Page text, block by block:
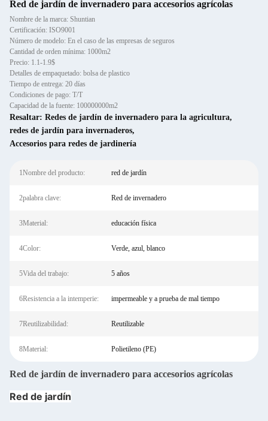
Red de jardín de invernadero para accesorios agrícolas
Nombre de la marca: Shuntian
Certificación: ISO9001
Número de modelo: En el caso de las empresas de seguros
Cantidad de orden mínima: 1000m2
Precio: 1.1-1.9$
Detalles de empaquetado: bolsa de plastico
Tiempo de entrega: 20 días
Condiciones de pago: T/T
Capacidad de la fuente: 100000000m2
Resaltar: Redes de jardín de invernadero para la agricultura,
redes de jardín para invernaderos,
Accesorios para redes de jardinería
1Nombre del producto: red de jardín
2palabra clave: Red de invernadero
3Material: educación física
4Color: Verde, azul, blanco
5Vida del trabajo: 5 años
6Resistencia a la intemperie: impermeable y a prueba de mal tiempo
7Reutilizabilidad: Reutilizable
8Material: Polietileno (PE)
Red de jardín de invernadero para accesorios agrícolas
Red de jardín